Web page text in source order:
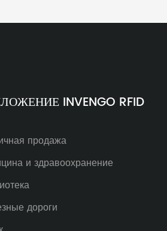
INVENGO RFID
продажа
и здравоохранение
дороги